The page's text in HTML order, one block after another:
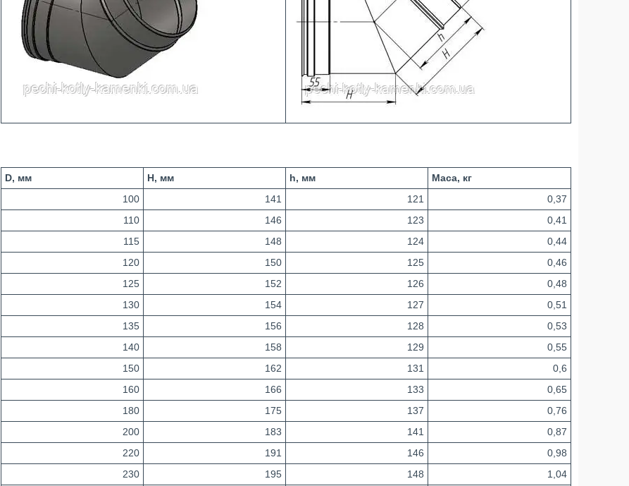
D, мм H, мм h, мм
Маса, кг
100
141 121
0,37
110
146 123
0,41
115
148 124
0,44
120
150 125
0,46
125
152 126
0,48
130
154 127
0,51
135
156 128
0,53
140
158 129
0,55
150
162 131
0,6
160
166 133
0,65
180
175 137
0,76
200
183 141
0,87
220
191 146
0,98
230
195 148 1,04